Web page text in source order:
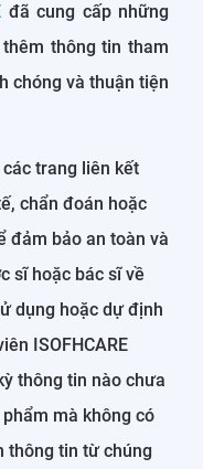
đã cung cấp những
thông tin tham
chóng và thuận tiện
trang liên kết
chẩn đoán hoặc
đảm bảo an toàn và
sĩ hoặc bác sĩ về
dụng hoặc dự định
ISOFHCARE
thông tin nào chưa
mà không có
thông tin từ chúng